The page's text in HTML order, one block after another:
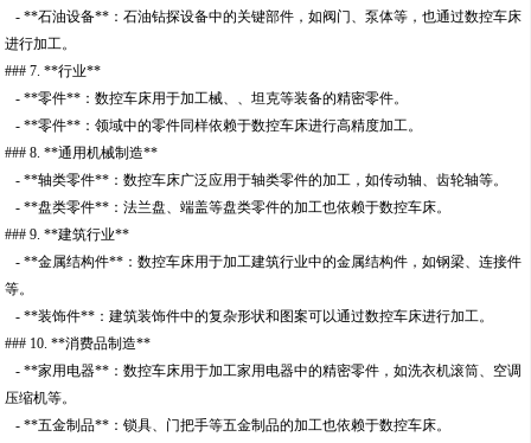
- **石油设备**：石油钻探设备中的关键部件，如阀门、泵体等，也通过数控车床
进行加工。
### 7. **行业**
- **零件**：数控车床用于加工械、、坦克等装备的精密零件。
- **零件**：领域中的零件同样依赖于数控车床进行高精度加工。
### 8. **通用机械制造**
- **轴类零件**：数控车床广泛应用于轴类零件的加工，如传动轴、齿轮轴等。
- **盘类零件**：法兰盘、端盖等盘类零件的加工也依赖于数控车床。
### 9. **建筑行业**
- **金属结构件**：数控车床用于加工建筑行业中的金属结构件，如钢梁、连接件
等。
- **装饰件**：建筑装饰件中的复杂形状和图案可以通过数控车床进行加工。
### 10. **消费品制造**
- **家用电器**：数控车床用于加工家用电器中的精密零件，如洗衣机滚筒、空调
压缩机等。
- **五金制品**：锁具、门把手等五金制品的加工也依赖于数控车床。